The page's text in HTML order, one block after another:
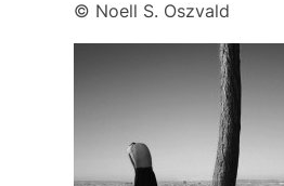
© Noell S. Oszvald